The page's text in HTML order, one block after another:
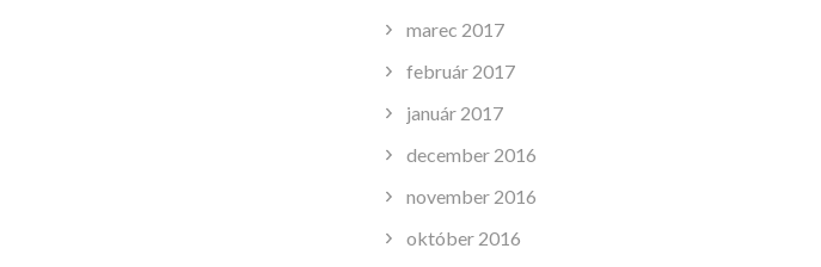
marec 2017
február 2017
január 2017
december 2016
november 2016
október 2016